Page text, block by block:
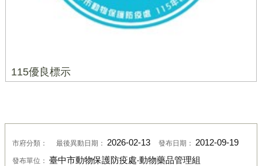
115優良標示
市府分類： 最後異動日期： 2026-02-13 發布日期： 2012-09-19
發布單位： 臺中市動物保護防疫處‧動物藥品管理組